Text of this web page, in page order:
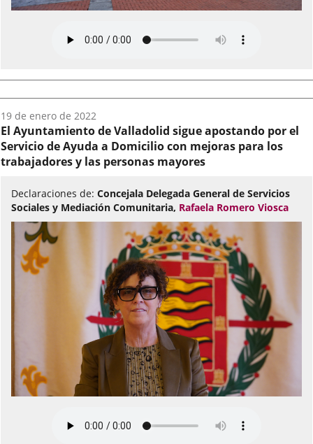
Fecha
del
audio:
19 de enero de 2022
El Ayuntamiento de Valladolid sigue apostando por el
Servicio de Ayuda a Domicilio con mejoras para los
trabajadores y las personas mayores
Declaraciones de: Concejala Delegada General de Servicios
Sociales y Mediación Comunitaria, Rafaela Romero Viosca